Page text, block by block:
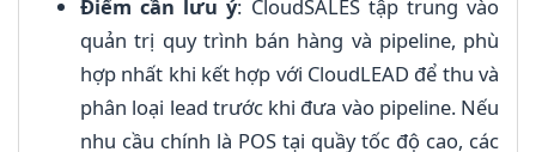
Điểm cần lưu ý: CloudSALES tập trung vào
quản trị quy trình bán hàng và pipeline, phù
hợp nhất khi kết hợp với CloudLEAD để thu và
phân loại lead trước khi đưa vào pipeline. Nếu
nhu cầu chính là POS tại quầy tốc độ cao, các